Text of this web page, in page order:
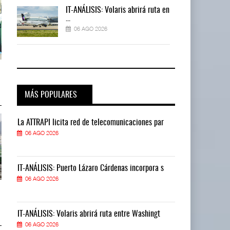
TMAZ eleva 77% movimiento de
05 AGO 2026
05 AGO 2026
TMAZ eleva 77% movimiento de
05 AGO 2026
IT-ANÁLISIS: Volaris abrirá ruta en
06 AGO 2026
MÁS POPULARES
La ATTRAPI licita red de telecomunicaciones par
06 AGO 2026
IT-ANÁLISIS: Puerto Lázaro Cárdenas incorpora s
06 AGO 2026
IT-ANÁLISIS: Volaris abrirá ruta entre Washingt
06 AGO 2026